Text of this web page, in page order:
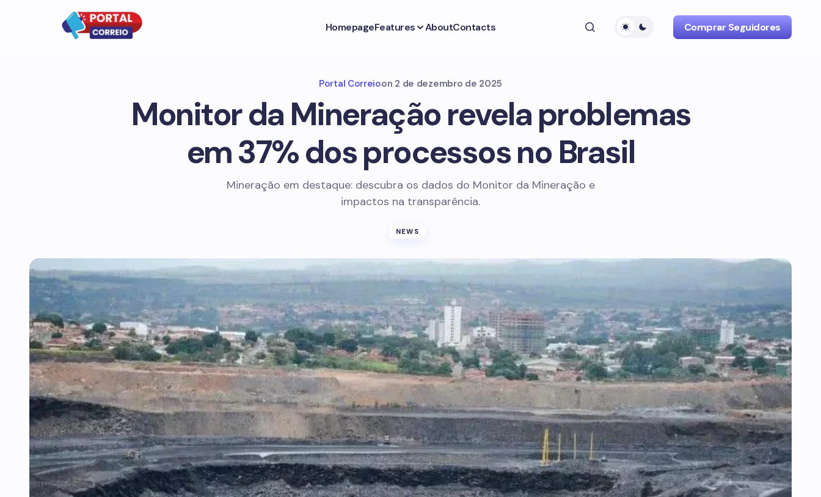
HomepageFeatures AboutContacts Comprar Seguidores
Portal Correioon 2 de dezembro de 2025
Monitor da Mineração revela problemas
em 37% dos processos no Brasil
Mineração em destaque: descubra os dados do Monitor da Mineração e
impactos na transparência.
NEWS